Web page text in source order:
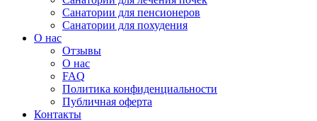
Санатории для пенсионеров
Санатории для похудения
О нас
Отзывы
О нас
FAQ
Политика конфиденциальности
Публичная оферта
Контакты